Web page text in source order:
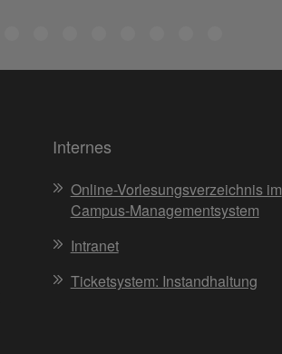
Internes
Online-Vorlesungsverzeichnis im
Campus-Managementsystem
Intranet
Ticketsystem: Instandhaltung